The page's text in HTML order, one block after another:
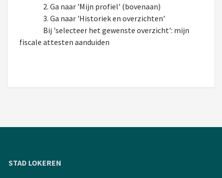
2. Ga naar 'Mijn profiel' (bovenaan)
3. Ga naar 'Historiek en overzichten'
Bij 'selecteer het gewenste overzicht': mijn
fiscale attesten aanduiden
STAD LOKEREN